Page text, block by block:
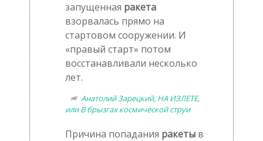
запущенная ракета
взорвалась прямо на
стартовом сооружении. И
«правый старт» потом
восстанавливали несколько
лет.
Анатолий Зарецкий, НА ИЗЛЕТЕ,
или В брызгах космической струи
Причина попадания ракеты в